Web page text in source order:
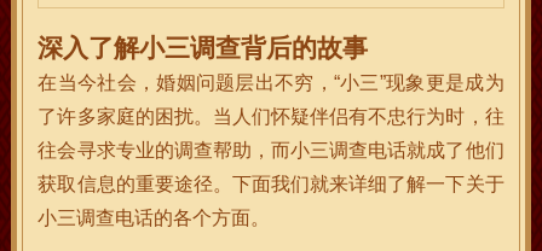
深入了解小三调查背后的故事
在当今社会，婚姻问题层出不穷，“小三”现象更是成为
了许多家庭的困扰。当人们怀疑伴侣有不忠行为时，往
往会寻求专业的调查帮助，而小三调查电话就成了他们
获取信息的重要途径。下面我们就来详细了解一下关于
小三调查电话的各个方面。